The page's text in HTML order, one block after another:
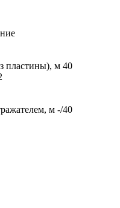
пластины), м 40
м -/40